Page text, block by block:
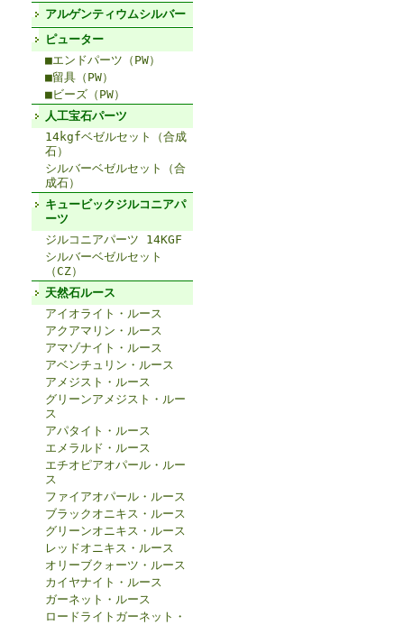
アルゲンティウムシルバー
ピューター
■エンドパーツ（PW）
■留具（PW）
■ビーズ（PW）
人工宝石パーツ
14kgfベゼルセット（合成
石）
シルバーベゼルセット（合
成石）
キュービックジルコニアパ
ーツ
ジルコニアパーツ 14KGF
シルバーベゼルセット
（CZ）
天然石ルース
アイオライト・ルース
アクアマリン・ルース
アマゾナイト・ルース
アベンチュリン・ルース
アメジスト・ルース
グリーンアメジスト・ルー
ス
アパタイト・ルース
エメラルド・ルース
エチオピアオパール・ルー
ス
ファイアオパール・ルース
ブラックオニキス・ルース
グリーンオニキス・ルース
レッドオニキス・ルース
オリーブクォーツ・ルース
カイヤナイト・ルース
ガーネット・ルース
ロードライトガーネット・